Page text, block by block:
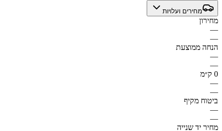
מחירים ועלויות
מחירון
—
—
הנחה ממוצעת
—
—
0 ק״מ
—
—
ביטוח מקיף
—
—
מחיר יד שנייה